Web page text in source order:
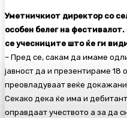
Уметничкиот директор со
особен белег на фестивалот.
се учесниците што ќе ги
– Пред се, сакам да имаме
јавност да и презентираме 18
преовладуваат веќе
Секако дека ќе има и
оправдаат учеството а за да